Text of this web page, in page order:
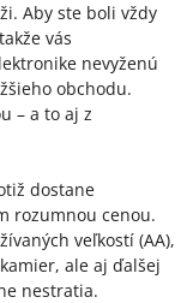
Aby ste boli vždy
vás
nevyženú
obchodu.
– a to aj z
dostane
rozumnou cenou.
veľkostí (AA),
ale aj ďalšej
nestratia.